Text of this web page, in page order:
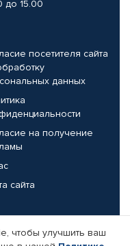
до 15.00
посетителя сайта
данных
на получение
сайта
чтобы улучшить ваш